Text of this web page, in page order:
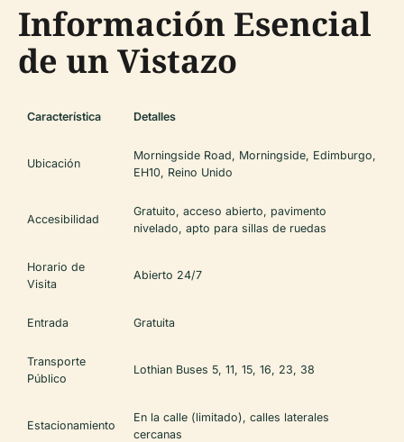
Información Esencial
de un Vistazo
Característica Detalles
Ubicación
Morningside Road, Morningside, Edimburgo,
EH10, Reino Unido
Accesibilidad
Gratuito, acceso abierto, pavimento
nivelado, apto para sillas de ruedas
Horario de
Visita
Abierto 24/7
Entrada Gratuita
Transporte
Público
Lothian Buses 5, 11, 15, 16, 23, 38
Estacionamiento
En la calle (limitado), calles laterales
cercanas